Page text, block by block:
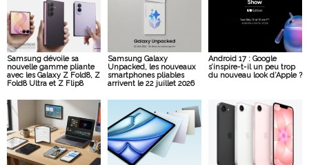
Samsung dévoile sa
nouvelle gamme pliante
avec les Galaxy Z Fold8, Z
Fold8 Ultra et Z Flip8
Samsung Galaxy
Unpacked, les nouveaux
smartphones pliables
arrivent le 22 juillet 2026
Android 17 : Google
s’inspire-t-il un peu trop
du nouveau look d’Apple ?